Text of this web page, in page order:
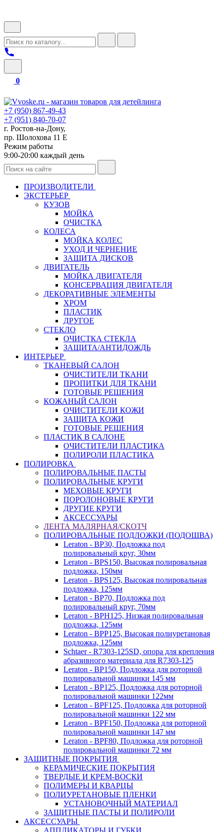
0
+7 (950) 867-49-43
+7 (951) 840-70-07
г. Ростов-на-Дону,
пр. Шолохова 11 Е
Режим работы
9:00-20:00 каждый день
ПРОИЗВОДИТЕЛИ
ЭКСТЕРЬЕР
КУЗОВ
МОЙКА
ОЧИСТКА
КОЛЕСА
МОЙКА КОЛЕС
УХОД И ЧЕРНЕНИЕ
ЗАЩИТА ДИСКОВ
ДВИГАТЕЛЬ
МОЙКА ДВИГАТЕЛЯ
КОНСЕРВАЦИЯ ДВИГАТЕЛЯ
ДЕКОРАТИВНЫЕ ЭЛЕМЕНТЫ
ХРОМ
ПЛАСТИК
ДРУГОЕ
СТЕКЛО
ОЧИСТКА СТЕКЛА
ЗАЩИТА/АНТИДОЖДЬ
ИНТЕРЬЕР
ТКАНЕВЫЙ САЛОН
ОЧИСТИТЕЛИ ТКАНИ
ПРОПИТКИ ДЛЯ ТКАНИ
ГОТОВЫЕ РЕШЕНИЯ
КОЖАНЫЙ САЛОН
ОЧИСТИТЕЛИ КОЖИ
ЗАЩИТА КОЖИ
ГОТОВЫЕ РЕШЕНИЯ
ПЛАСТИК В САЛОНЕ
ОЧИСТИТЕЛИ ПЛАСТИКА
ПОЛИРОЛИ ПЛАСТИКА
ПОЛИРОВКА
ПОЛИРОВАЛЬНЫЕ ПАСТЫ
ПОЛИРОВАЛЬНЫЕ КРУГИ
МЕХОВЫЕ КРУГИ
ПОРОЛОНОВЫЕ КРУГИ
ДРУГИЕ КРУГИ
АКСЕССУАРЫ
ЛЕНТА МАЛЯРНАЯ/СКОТЧ
ПОЛИРОВАЛЬНЫЕ ПОДЛОЖКИ (ПОДОШВА)
Leraton - BP30, Подложка под
полировальный круг, 30мм
Leraton - BPS150, Высокая полировальная
подложка, 150мм
Leraton - BPS125, Высокая полировальная
подложка, 125мм
Leraton - BP70, Подложка под
полировальный круг, 70мм
Leraton - BPH125, Низкая полировальная
подложка, 125мм
Leraton - BPP125, Высокая полиуретановая
подложка, 125мм
Schtaer - R7303-125SD, опора для крепления
абразивного материала для R7303-125
Leraton - BP150, Подложка для роторной
полировальной машинки 145 мм
Leraton - BP125, Подложка для роторной
полировальной машинки 122мм
Leraton - BPF125, Подложка для роторной
полировальной машинки 122 мм
Leraton - BPF150, Подложка для роторной
полировальной машинки 147 мм
Leraton - BPF80, Подложка для роторной
полировальной машинки 72 мм
ЗАЩИТНЫЕ ПОКРЫТИЯ
КЕРАМИЧЕСКИЕ ПОКРЫТИЯ
ТВЕРДЫЕ И КРЕМ-ВОСКИ
ПОЛИМЕРЫ И КВАРЦЫ
ПОЛИУРЕТАНОВЫЕ ПЛЕНКИ
УСТАНОВОЧНЫЙ МАТЕРИАЛ
ЗАЩИТНЫЕ ПАСТЫ И ПОЛИРОЛИ
АКСЕССУАРЫ
АППЛИКАТОРЫ И ГУБКИ